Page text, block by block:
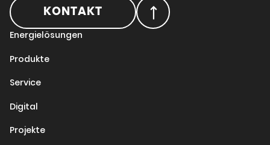
KONTAKT
Energielösungen
Produkte
Service
Digital
Projekte